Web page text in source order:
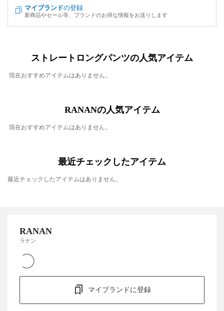
マイブランドの登録
新商品やセール等、ブランドのお得な情報をお送りします
ストレートロングパンツの人気アイテム
現在おすすめアイテムはありません。
RANANの人気アイテム
現在おすすめアイテムはありません。
最近チェックしたアイテム
最近チェックしたアイテムはありません。
RANAN
ラナン
マイブランドに登録